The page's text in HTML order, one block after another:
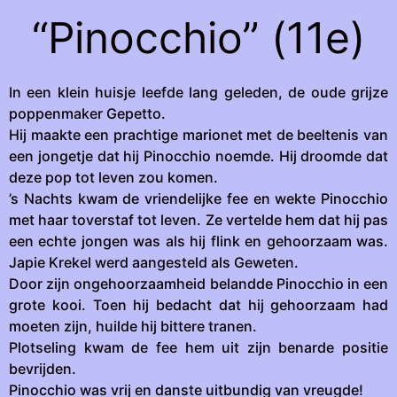
“Pinocchio” (11e)
In een klein huisje leefde lang geleden, de oude grijze
poppenmaker Gepetto.
Hij maakte een prachtige marionet met de beeltenis van
een jongetje dat hij Pinocchio noemde. Hij droomde dat
deze pop tot leven zou komen.
’s Nachts kwam de vriendelijke fee en wekte Pinocchio
met haar toverstaf tot leven. Ze vertelde hem dat hij pas
een echte jongen was als hij flink en gehoorzaam was.
Japie Krekel werd aangesteld als Geweten.
Door zijn ongehoorzaamheid belandde Pinocchio in een
grote kooi. Toen hij bedacht dat hij gehoorzaam had
moeten zijn, huilde hij bittere tranen.
Plotseling kwam de fee hem uit zijn benarde positie
bevrijden.
Pinocchio was vrij en danste uitbundig van vreugde!